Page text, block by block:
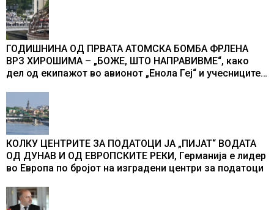
ГОДИШНИНА ОД ПРВАТА АТОМСКА БОМБА ФРЛЕНА
ВРЗ ХИРОШИМА – „БОЖЕ, ШТО НАПРАВИВМЕ“, како
дел од екипажот во авионот „Енола Геј“ и учесниците
промени текот на историјата
КОЛКУ ЦЕНТРИТЕ ЗА ПОДАТОЦИ ЈА „ПИЈАТ“ ВОДАТА
ОД ДУНАВ И ОД ЕВРОПСКИТЕ РЕКИ, Германија е лидер
во Европа по бројот на изградени центри за податоци